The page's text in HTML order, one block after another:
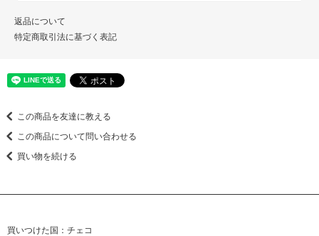
返品について
特定商取引法に基づく表記
この商品を友達に教える
この商品について問い合わせる
買い物を続ける
買いつけた国：チェコ